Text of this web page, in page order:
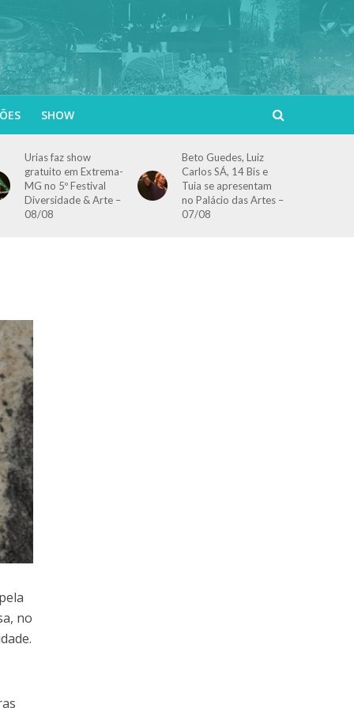
SHOW
Urias faz show
gratuito em Extrema-
MG no 5º Festival
Diversidade & Arte –
08/08
Beto Guedes, Luiz
Carlos SÁ, 14 Bis e
Tuia se apresentam
no Palácio das Artes –
07/08
no